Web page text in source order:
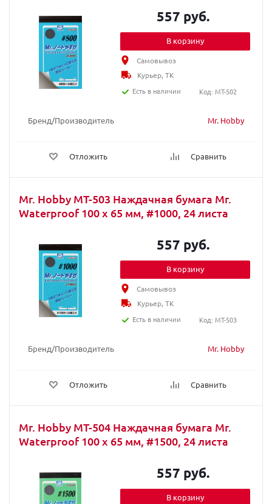
Бренд/Производитель Mr. Hobby
Отложить Сравнить
557 руб.
В корзину
Самовывоз
Курьер, ТК
Есть в наличии
Код: MT-502
Mr. Hobby MT-503 Наждачная бумага Mr.
Waterproof 100 х 65 мм, #1000, 24 листа
Бренд/Производитель Mr. Hobby
Отложить Сравнить
557 руб.
В корзину
Самовывоз
Курьер, ТК
Есть в наличии
Код: MT-503
Mr. Hobby MT-504 Наждачная бумага Mr.
Waterproof 100 х 65 мм, #1500, 24 листа
557 руб.
В корзину